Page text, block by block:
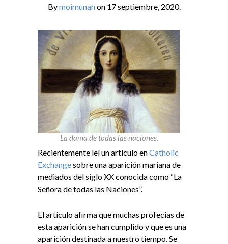
Bymoimunanon 17 septiembre, 2020.
La dama de todas las naciones.
Recientemente leí un artículo enCatholic
Exchangesobre una aparición mariana de
mediados del siglo XX conocida como “La
Señora de todas las Naciones”.
El artículo afirma que muchas profecías de
esta aparición se han cumplido y que es una
aparición destinada a nuestro tiempo. Se